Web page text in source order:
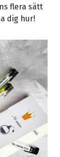
flera sätt
dig hur!